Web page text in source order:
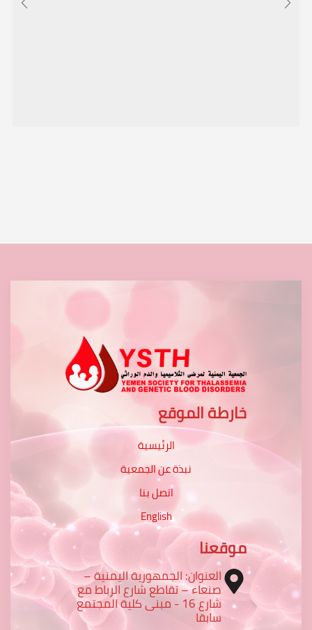
خارطة الموقع
الرئيسية
نبذة عن الجمعية
اتصل بنا
English
موقعنا
العنوان: الجمهورية اليمنية –
صنعاء – تقاطع شارع الرباط مع
شارع 16 - مبنى كلية المجتمع
سابقا